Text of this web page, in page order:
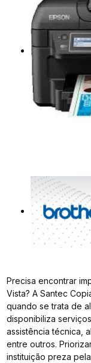
Precisa encontrar
Vista? A Santec
quando se trata de
disponibiliza
assistência técnica,
entre outros.
instituição preza